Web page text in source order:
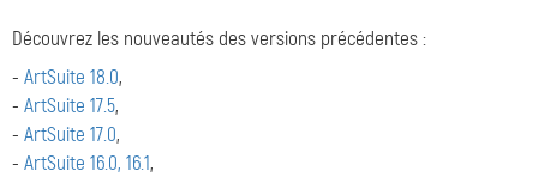
Découvrez les nouveautés des versions précédentes :
- ArtSuite 18.0,
- ArtSuite 17.5,
- ArtSuite 17.0,
- ArtSuite 16.0, 16.1,